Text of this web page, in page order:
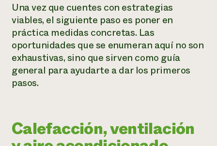
Una vez que cuentes con estrategias
viables, el siguiente paso es poner en
práctica medidas concretas. Las
oportunidades que se enumeran aquí no son
exhaustivas, sino que sirven como guía
general para ayudarte a dar los primeros
pasos.
Calefacción, ventilación